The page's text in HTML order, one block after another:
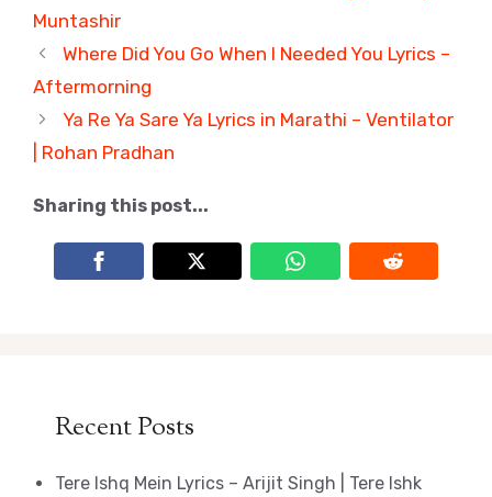
Muntashir
Where Did You Go When I Needed You Lyrics –
Aftermorning
Ya Re Ya Sare Ya Lyrics in Marathi – Ventilator
| Rohan Pradhan
Sharing this post...
Recent Posts
Tere Ishq Mein Lyrics – Arijit Singh | Tere Ishk